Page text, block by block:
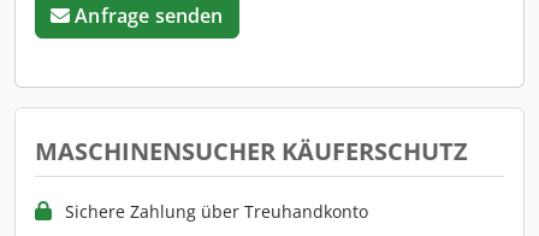
Anfrage senden
MASCHINENSUCHER KÄUFERSCHUTZ
Sichere Zahlung über Treuhandkonto